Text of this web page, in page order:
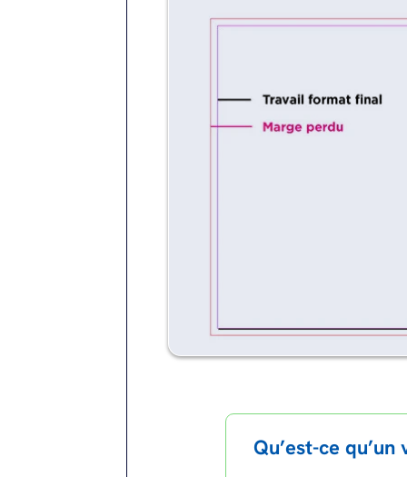
Qu’est-ce qu’un